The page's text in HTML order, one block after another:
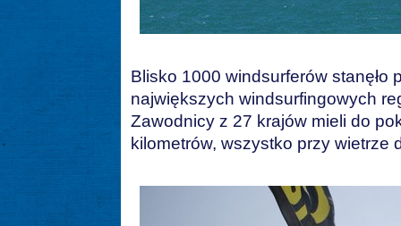
Blisko 1000 windsurferów stanęło
największych windsurfingowych
Zawodnicy z 27 krajów mieli do
kilometrów, wszystko przy wietrze